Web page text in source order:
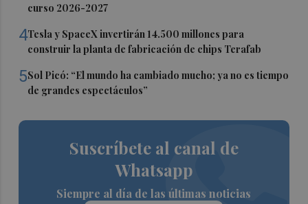
curso 2026-2027
4Tesla y SpaceX invertirán 14.500 millones para
construir la planta de fabricación de chips Terafab
5Sol Picó: “El mundo ha cambiado mucho; ya no es tiempo
de grandes espectáculos”
Suscríbete al canal de
Whatsapp
Siempre al día de las últimas noticias